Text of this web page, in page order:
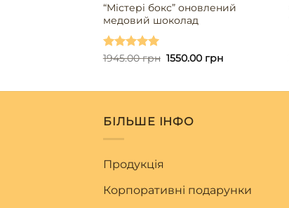
“Містері бокс” оновлений
медовий шоколад
Оцінено в
1945.00грн 1550.00 грн
БІЛЬШЕ ІНФО
Продукція
Корпоративні подарунки